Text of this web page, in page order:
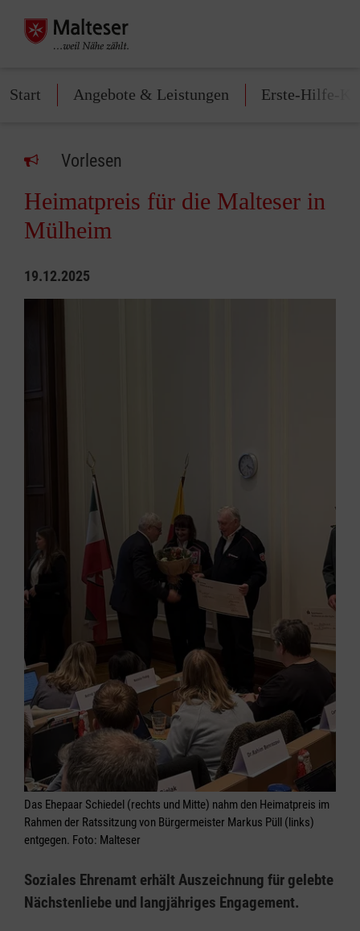
Start Angebote & Leistungen Erste-Hilfe-
Vorlesen
Heimatpreis für die Malteser in
Mülheim
19.12.2025
Das Ehepaar Schiedel (rechts und Mitte) nahm den Heimatpreis im
Rahmen der Ratssitzung von Bürgermeister Markus Püll (links)
entgegen. Foto: Malteser
Soziales Ehrenamt erhält Auszeichnung für gelebte
Nächstenliebe und langjähriges Engagement.